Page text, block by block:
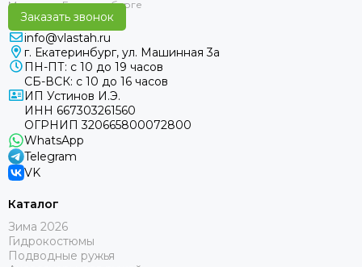
Заказать звонок
info@vlastah.ru
г. Екатеринбург, ул. Машинная 3а
ПН-ПТ: с 10 до 19 часов
СБ-ВСК: с 10 до 16 часов
ИП Устинов И.Э.
ИНН 667303261560
ОГРНИП 320665800072800
WhatsApp
Telegram
VK
Каталог
Зима 2026
Гидрокостюмы
Подводные ружья